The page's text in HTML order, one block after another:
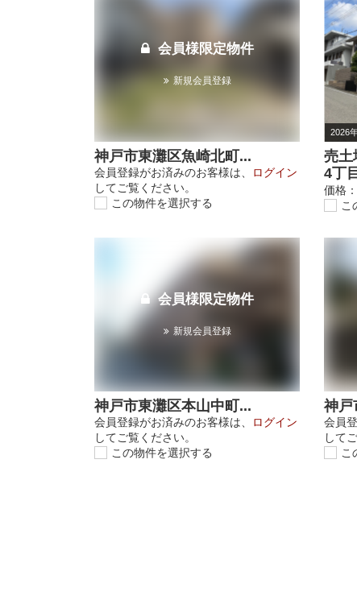
会員様限定物件
新規会員登録
神戸市東灘区魚崎北町...
会員登録がお済みのお客様は、
ログイン
してご覧ください。
この物件を選択する
2026
売
4丁目
価格：
こ
会員様限定物件
新規会員登録
神戸市東灘区本山中町...
会員登録がお済みのお客様は、
ログイン
してご覧ください。
この物件を選択する
神戸
会員
して
こ